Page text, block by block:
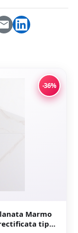
-36%
Marmo